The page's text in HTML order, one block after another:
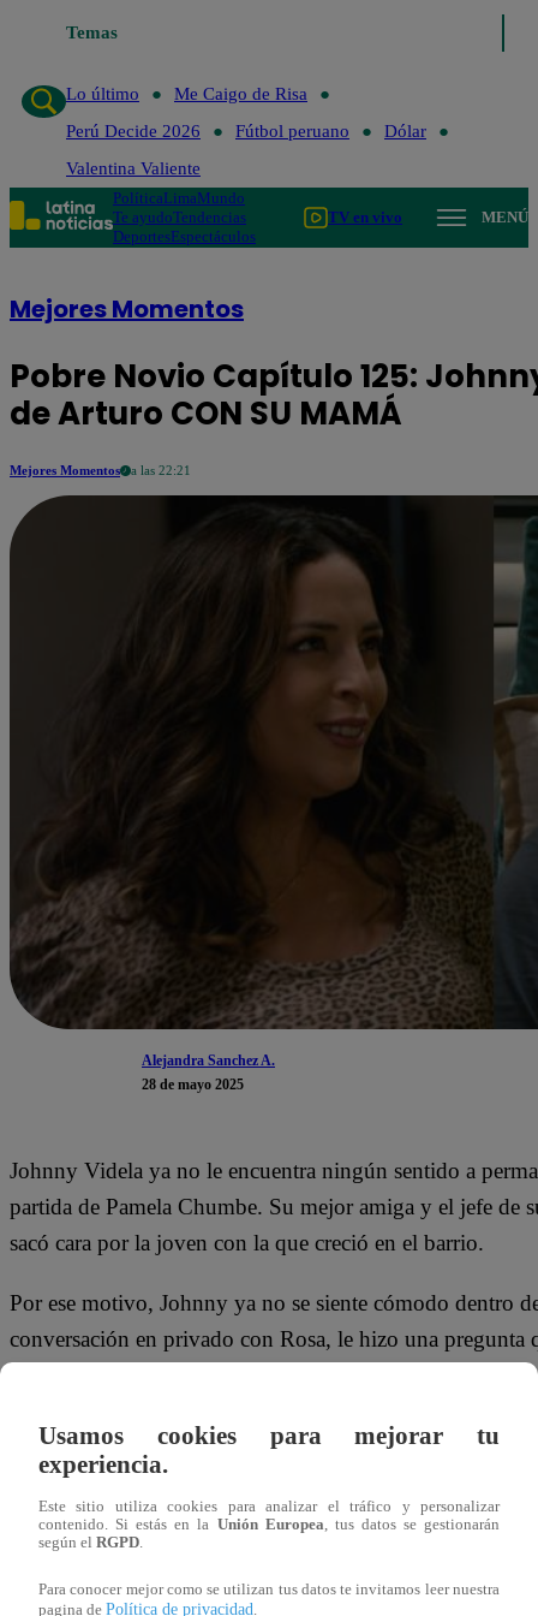
Temas
Lo último
Me Caigo de Risa
Perú Decide 2026
Fútbol peruano
Dólar
Valentina Valiente
PolíticaLimaMundo
Te ayudoTendencias
DeportesEspectáculos
TV en vivo MENÚ
Mejores Momentos
Pobre Novio Capítulo 125:
de Arturo CON SU MAMÁ
Mejores Momentos a las 22:21
Alejandra Sanchez A.
28 de mayo 2025
Johnny Videla ya no le encuentra ningún sentido a
partida de Pamela Chumbe. Su mejor amiga y el jefe de
sacó cara por la joven con la que creció en el barrio.
Por ese motivo, Johnny ya no se siente cómodo dentro
conversación en privado con Rosa, le hizo una pregunta
Pero la mujer no lo tomó tan bien. “¿Me estás diciendo
Usamos cookies para mejorar tu
experiencia.
Este sitio utiliza cookies para analizar el tráfico y personalizar
contenido. Si estás en la Unión Europea, tus datos se gestionarán
según el RGPD.
Para conocer mejor como se utilizan tus datos te invitamos leer nuestra
pagina de Política de privacidad.